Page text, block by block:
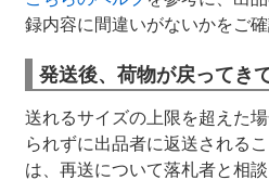
録内容に間違いがないかをご確
発送後、荷物が戻ってき
送れるサイズの上限を超えた
られずに出品者に返送される
は、再送について落札者と相